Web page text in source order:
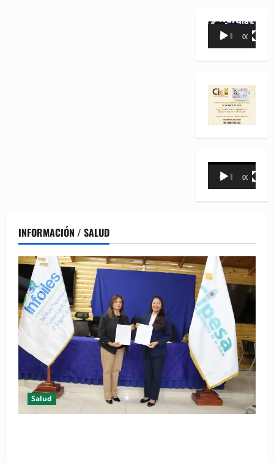
Reproductor
00:00 00:35
Reproductor
00:00 00:31
INFORMACIÓN / SALUD
Salud